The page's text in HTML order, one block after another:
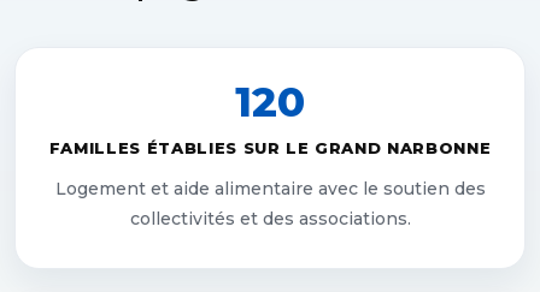
120
FAMILLES ÉTABLIES SUR LE GRAND NARBONNE
Logement et aide alimentaire avec le soutien des
collectivités et des associations.